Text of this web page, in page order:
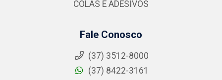
COLAS E ADESIVOS
Fale Conosco
(37) 3512-8000
(37) 8422-3161